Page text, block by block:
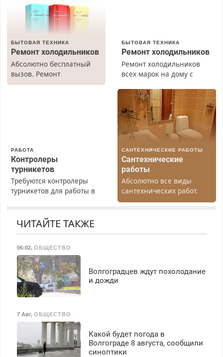
БЫТОВАЯ ТЕХНИКА
Ремонт холодильников
Абсолютно бесплатный
вызов. Ремонт
холодильников всех
БЫТОВАЯ ТЕХНИКА
Ремонт холодильников
Ремонт холодильников
всех марок на дому с
резины. Качественно.
Недорого. Без выходных.
Все районы. Скидка.
Вызов бесплатный.
РАБОТА
Контролеры
турникетов
Требуются контролеры
турникетов для работы в
Прием по ТК РФ. График
З/п – до 96000 рублей до
вычета налогов.
Ежемесячно
выплачивается денежная
премия. Возможно
бесплатное обучение,
получение документов,
работа инспектором по
транспортной
безопасности с з/п до
125000 руб.
САНТЕХНИЧЕСКИЕ РАБОТЫ
Сантехнические
работы
Абсолютно все виды
сантехнических работ.
Быстро. Качественно.
ЧИТАЙТЕ ТАКЖЕ
06:02, ОБЩЕСТВО
Волгоградцев ждут похолодание
и дожди
7 Авг, ОБЩЕСТВО
Какой будет погода в
Волгограде 8 августа, сообщили
синоптики